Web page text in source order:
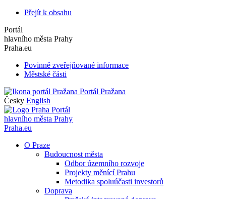
Přejít k obsahu
Portál
hlavního města Prahy
Praha.eu
Povinně zveřejňované informace
Městské části
Portál Pražana
Česky English
Portál
hlavního města Prahy
Praha.eu
O Praze
Budoucnost města
Odbor územního rozvoje
Projekty měnící Prahu
Metodika spoluúčasti investorů
Doprava